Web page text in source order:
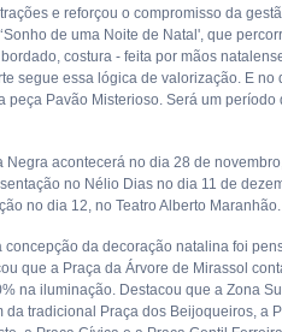
e reforçou o compromisso da
de uma Noite de Natal', que
costura - feita por mãos
segue essa lógica de valorização. E no
Pavão Misterioso. Será um
acontecerá no dia 28 de
no Nélio Dias no dia 11 de
no dia 12, no Teatro Alberto Maranhão.
da decoração natalina foi
que a Praça da Árvore de Mirassol
na iluminação. Destacou que a Zona
tradicional Praça dos Beijoqueiros, a